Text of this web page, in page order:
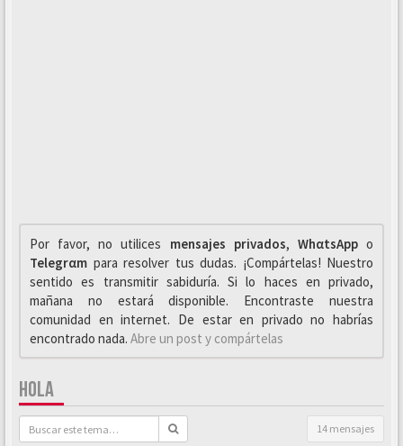
Por favor, no utilices mensajes privados, WhαtsAppo
Telegrαm para resolver tus dudas. ¡Compártelas! Nuestro
sentido es transmitir sabiduría. Si lo haces en privado,
mañana no estará disponible. Encontraste nuestra
comunidad en internet. De estar en privado no habrías
encontrado nada. Abre un post y compártelas
HOLA
14 mensajes